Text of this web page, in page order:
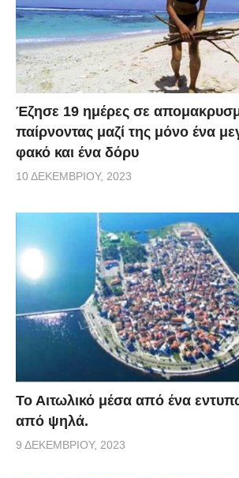
Έζησε 19 ημέρες σε
παίρνοντας μαζί της μόνο ένα
φακό και ένα δόρυ
10 ΔΕΚΕΜΒΡΊΟΥ, 2023
Το Αιτωλικό μέσα από ένα
από ψηλά.
9 ΔΕΚΕΜΒΡΊΟΥ, 2023